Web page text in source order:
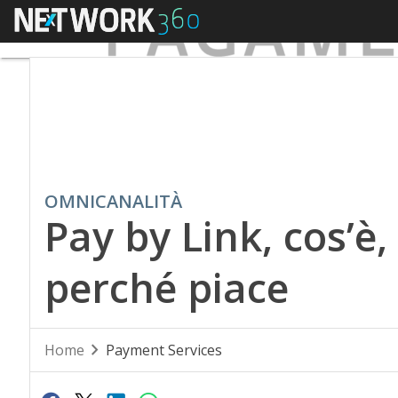
Menu
OMNICANALITÀ
Pay by Link,
perché piace
Home Payment Services